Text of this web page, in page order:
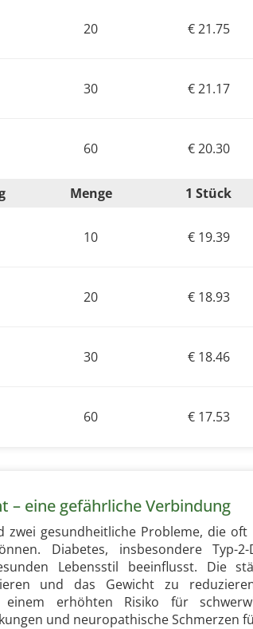
20 € 21.75
30 € 21.17
60 € 20.30
Menge 1 Stück
10 € 19.39
20 € 18.93
30 € 18.46
60 € 17.53
– eine gefährliche Verbindung
zwei gesundheitliche Probleme, die
Diabetes, insbesondere Typ-
Lebensstil beeinflusst. Die
und das Gewicht zu
erhöhten Risiko für
und neuropathische Schmerzen